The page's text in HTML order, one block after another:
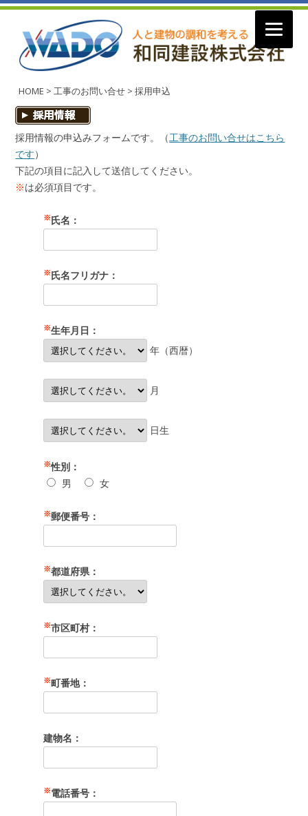
ン
テ
プ
HOME >工事のお問い合せ >採用申込
採用情報の申込みフォームです。（工事のお問い合せはこちら
です）
下記の項目に記入して送信してください。
※は必須項目です。
※氏名：
※氏名フリガナ：
※生年月日：
年（西暦）
月
日生
※性別：
男
女
※郵便番号：
※都道府県：
※市区町村：
※町番地：
建物名：
※電話番号：